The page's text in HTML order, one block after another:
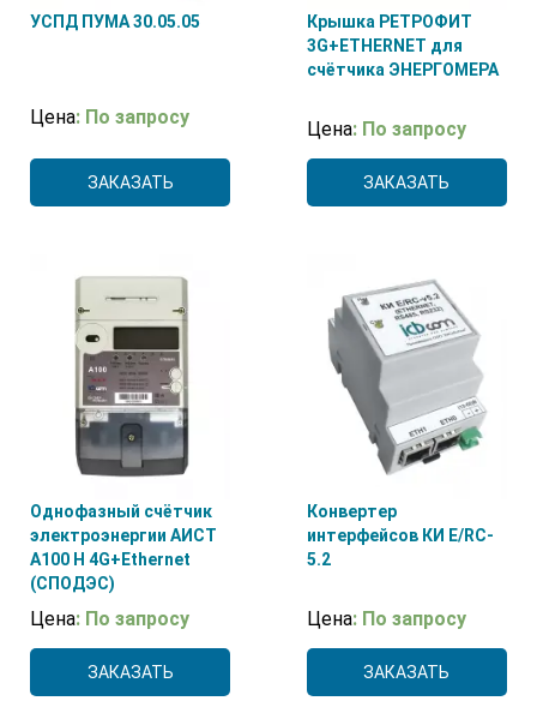
УСПД ПУМА 30.05.05
Цена: По запросу
ЗАКАЗАТЬ
Крышка РЕТРОФИТ
3G+ETHERNET для
счётчика ЭНЕРГОМЕРА
Цена: По запросу
ЗАКАЗАТЬ
Однофазный счётчик
электроэнергии АИСТ
А100 H 4G+Ethernet
(СПОДЭС)
Цена: По запросу
ЗАКАЗАТЬ
Конвертер
интерфейсов КИ E/RC-
5.2
Цена: По запросу
ЗАКАЗАТЬ